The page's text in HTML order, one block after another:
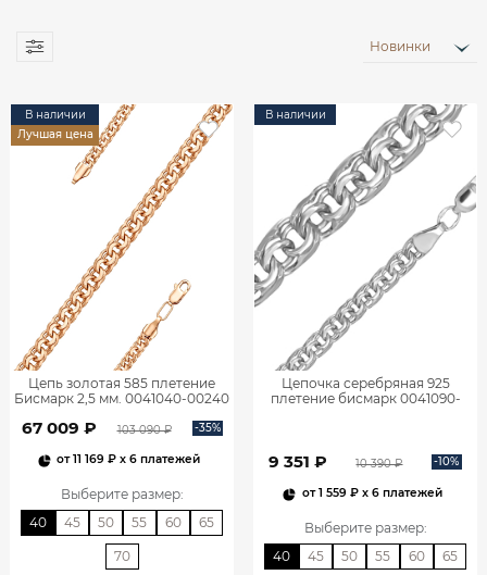
Новинки
В наличии
Лучшая цена
Цепь золотая 585 плетение
Бисмарк 2,5 мм. 0041040-00240
67 009 ₽ 103 090 ₽ -35%
от11 169 ₽ x 6 платежей
Выберите размер:
40
45 50 55 60 65
70
В наличии
Цепочка серебряная 925
плетение бисмарк 0041090-
9 351 ₽ 10 390 ₽ -10%
от1 559 ₽x 6 платежей
Выберите размер:
40
45 50 55 60 65